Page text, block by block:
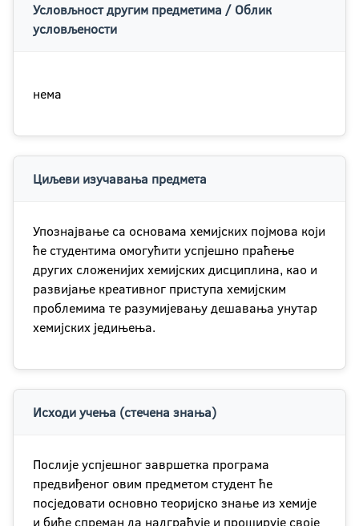
Условљност другим предметима / Облик
условљености
нема
Циљеви изучавања предмета
Упознајвање са основама хемијских појмова који
ће студентима омогућити успјешно праћење
других сложенијих хемијских дисциплина, као и
развијање креативног приступа хемијским
проблемима те разумијевању дешавања унутар
хемијских једињења.
Исходи учења (стечена знања)
Послије успјешног завршетка програма
предвиђеног овим предметом студент ће
посједовати основно теоријско знање из хемије
и биће спреман да надграђује и проширује своје